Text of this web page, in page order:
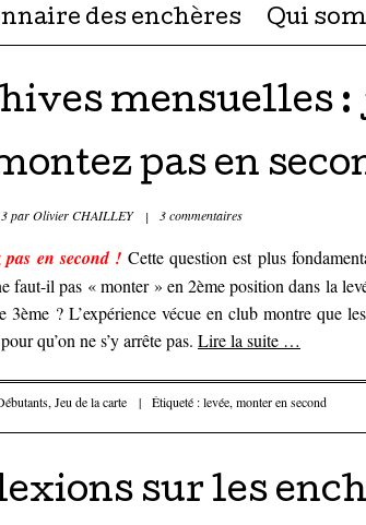
des enchères Qui
mensuelles :
pas en
parOlivier CHAILLEY | 3 commentaires
pas en second !Cette question est plus
faut-il pas « monter » en 2ème position dans la
3ème ? L’expérience vécue en club montre que
qu’on ne s’y arrête pas. Lire la suite …
, Jeu de la carte | Étiqueté :levée, monter en second
sur les